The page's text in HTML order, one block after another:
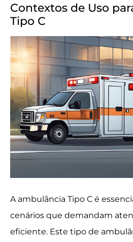
Contextos de Uso
Tipo C
A ambulância Tipo C é
cenários que demandam
eficiente. Este tipo de